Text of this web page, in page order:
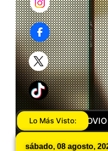
Lo Más Visto:
Y
sábado, 08 agosto,